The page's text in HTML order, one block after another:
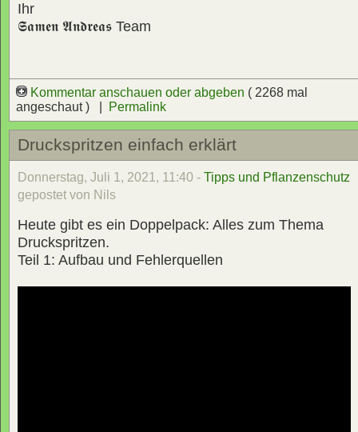
Ihr
𝕾𝖆𝖒𝖊𝖓 𝕬𝖓𝖉𝖗𝖊𝖆𝖘 Team
Kommentar anschauen oder abgeben ( 2268 mal
angeschaut ) |
Permalink
Druckspritzen einfach erklärt
Donnerstag, Juli 1, 2021, 11:40 - Tipps und Pflanzenschutz
gepostet von Nils
Heute gibt es ein Doppelpack: Alles zum Thema
Druckspritzen.
Teil 1: Aufbau und Fehlerquellen